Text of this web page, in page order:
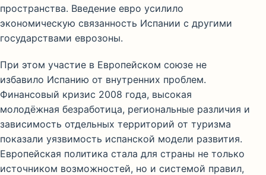
пространства. Введение евро усилило
экономическую связанность Испании с другими
государствами еврозоны.
При этом участие в Европейском союзе не
избавило Испанию от внутренних проблем.
Финансовый кризис 2008 года, высокая
молодёжная безработица, региональные различия и
зависимость отдельных территорий от туризма
показали уязвимость испанской модели развития.
Европейская политика стала для страны не только
источником возможностей, но и системой правил,